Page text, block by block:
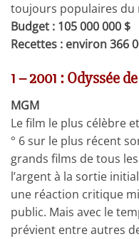
toujours populaires du
Budget : 105 000 000 $
Recettes : environ 366
1 – 2001 : Odyssée
MGM
Le film le plus célèbre
° 6 sur le plus récent
grands films de tous
l’argent à la sortie
une réaction critique
public. Mais avec le
prévient entre autres